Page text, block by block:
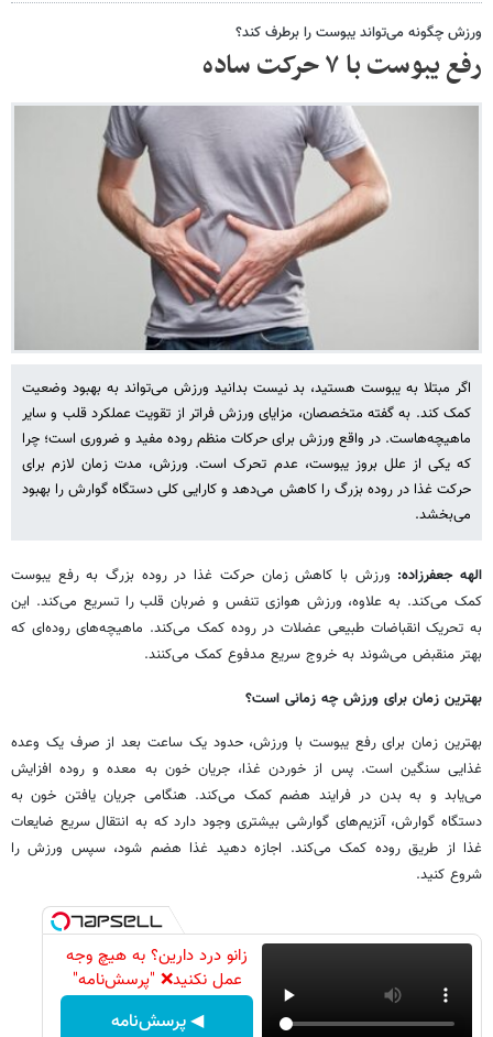
ورزش چگونه می‌تواند یبوست را برطرف کند؟
رفع یبوست با ۷ حرکت ساده
اگر مبتلا به یبوست هستید، بد نیست بدانید ورزش می‌تواند به بهبود وضعیت
کمک کند. به گفته متخصصان، مزایای ورزش فراتر از تقویت عملکرد قلب و سایر
ماهیچه‌هاست. در واقع ورزش برای حرکات منظم روده مفید و ضروری است؛ چرا
که یکی از علل بروز یبوست، عدم تحرک است. ورزش، مدت زمان لازم برای
حرکت غذا در روده بزرگ را کاهش می‌دهد و کارایی کلی دستگاه گوارش را بهبود
می‌بخشد.
الهه جعفرزاده: ورزش با کاهش زمان حرکت غذا در روده بزرگ به رفع یبوست
کمک می‌کند. به علاوه، ورزش هوازی تنفس و ضربان قلب را تسریع می‌کند. این
به تحریک انقباضات طبیعی عضلات در روده کمک می‌کند. ماهیچه‌های روده‌ای که
بهتر منقبض می‌شوند به خروج سریع مدفوع کمک می‌کنند.
بهترین زمان برای ورزش چه زمانی است؟
بهترین زمان برای رفع یبوست با ورزش، حدود یک ساعت بعد از صرف یک وعده
غذایی سنگین است. پس از خوردن غذا، جریان خون به معده و روده افزایش
می‌یابد و به بدن در فرایند هضم کمک می‌کند. هنگامی جریان یافتن خون به
دستگاه گوارش، آنزیم‌های گوارشی بیشتری وجود دارد که به انتقال سریع ضایعات
غذا از طریق روده کمک می‌کند. اجازه دهید غذا هضم شود، سپس ورزش را
شروع کنید.
زانو درد دارین؟ به هیچ وجه
عمل نکنید❌ "پرسش‌نامه"
◀ پرسش‌نامه